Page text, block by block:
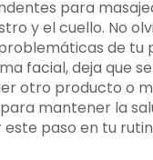
para
y el cuello. No
de tu
facial, deja que
otro producto o
mantener la
paso en tu